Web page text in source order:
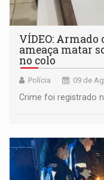
VÍDEO:
ameaça matar
no colo
Polícia 09 de
Crime foi registrado